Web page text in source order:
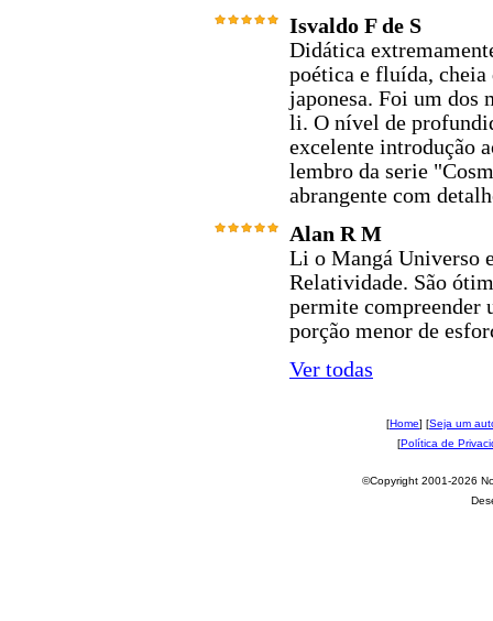
Isvaldo F de S
Didática
poética e fluída, cheia
japonesa. Foi um dos
li. O nível de
excelente introdução
lembro da serie
abrangente com
Alan R M
Li o Mangá Universo
Relatividade. São
permite compreender
porção menor de
Ver todas
[Home] [Seja um
[Política de
©Copyright 2001-2026